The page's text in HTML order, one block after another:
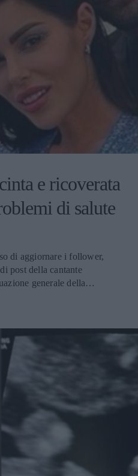
e ricoverata
di salute
di aggiornare i follower,
post della cantante
generale della